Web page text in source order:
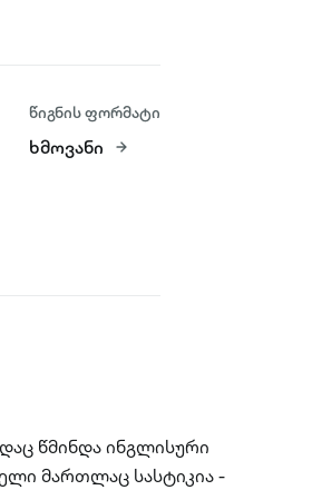
წიგნის ფორმატი
ხმოვანი
წმინდა ინგლისური
მართლაც სასტიკია -